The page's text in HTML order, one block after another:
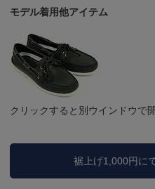
モデル着用他アイテム
クリックすると別ウインドウで
裾上げ1,000円に